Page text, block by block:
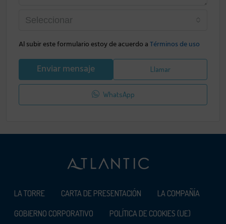
Seleccionar
Al subir este formulario estoy de acuerdo aTérminos de uso
Enviar mensaje Llamar
WhatsApp
LA TORRE CARTA DE PRESENTACIÓN
LA COMPAÑÍA
GOBIERNO CORPORATIVO
POLÍTICA DE COOKIES (UE)